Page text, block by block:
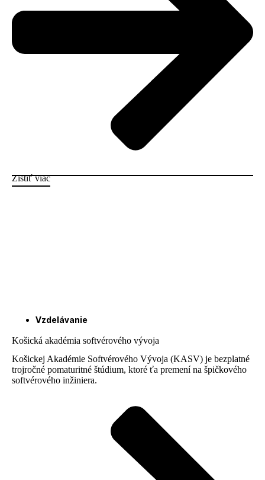
Zistiť viac
Vzdelávanie
Košická akadémia softvérového vývoja
Košickej Akadémie Softvérového Vývoja (KASV) je bezplatné
trojročné pomaturitné štúdium, ktoré ťa premení na špičkového
softvérového inžiniera.